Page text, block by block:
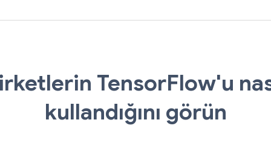
TensorFlow'u
kullandığını görün